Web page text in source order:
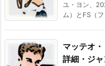
ユ・ヨン、
ム）とFS（
マッテオ
詳細・ジ